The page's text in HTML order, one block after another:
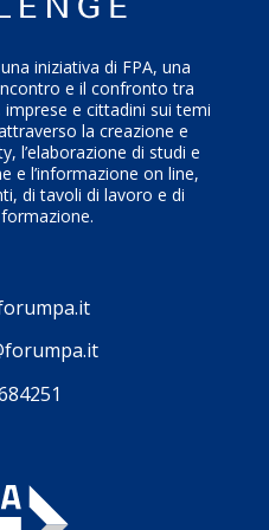
iniziativa di FPA, una
e il confronto tra
e cittadini sui temi
la creazione e
l’elaborazione di studi e
e l’informazione on line,
di tavoli di lavoro e di